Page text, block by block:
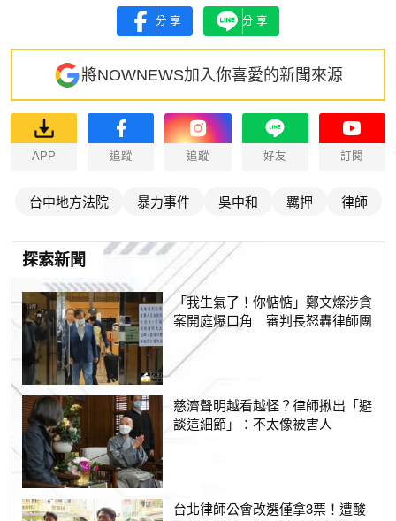
分享 分享
將NOWNEWS加入你喜愛的新聞來源
APP 追蹤 追蹤 好友 訂閱
台中地方法院 暴力事件 吳中和 羈押 律師
探索新聞
「我生氣了！你惦惦」鄭文燦涉貪
案開庭爆口角 審判長怒轟律師團
慈濟聲明越看越怪？律師揪出「避
談這細節」：不太像被害人
台北律師公會改選僅拿3票！遭酸